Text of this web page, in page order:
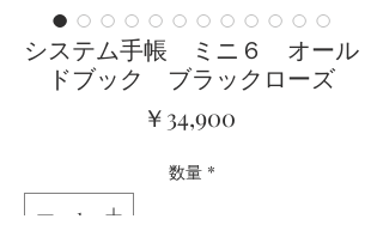
システム手帳 ミニ６ オール
ドブック ブラックローズ
￥34,900価
数量 *